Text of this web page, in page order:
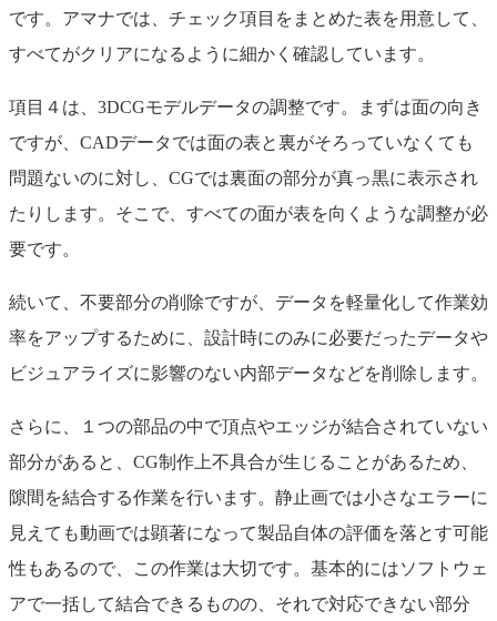
です。アマナでは、チェック項目をまとめた表を用意して、
すべてがクリアになるように細かく確認しています。
項目４は、3DCGモデルデータの調整です。まずは面の向き
ですが、CADデータでは面の表と裏がそろっていなくても
問題ないのに対し、CGでは裏面の部分が真っ黒に表示され
たりします。そこで、すべての面が表を向くような調整が必
要です。
続いて、不要部分の削除ですが、データを軽量化して作業効
率をアップするために、設計時にのみに必要だったデータや
ビジュアライズに影響のない内部データなどを削除します。
さらに、１つの部品の中で頂点やエッジが結合されていない
部分があると、CG制作上不具合が生じることがあるため、
隙間を結合する作業を行います。静止画では小さなエラーに
見えても動画では顕著になって製品自体の評価を落とす可能
性もあるので、この作業は大切です。基本的にはソフトウェ
アで一括して結合できるものの、それで対応できない部分